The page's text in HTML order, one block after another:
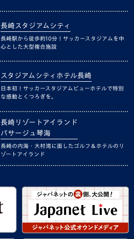
長崎スタジアムシティ
長崎駅から徒歩約10分！サッカースタジアムを中
心とした大型複合施設
スタジアムシティホテル長崎
日本初！サッカースタジアムビューホテルで特別
な感動とくつろぎを。
長崎リゾートアイランド
パサージュ琴海
長崎の内海・大村湾に面したゴルフ＆ホテルのリ
ゾートアイランド